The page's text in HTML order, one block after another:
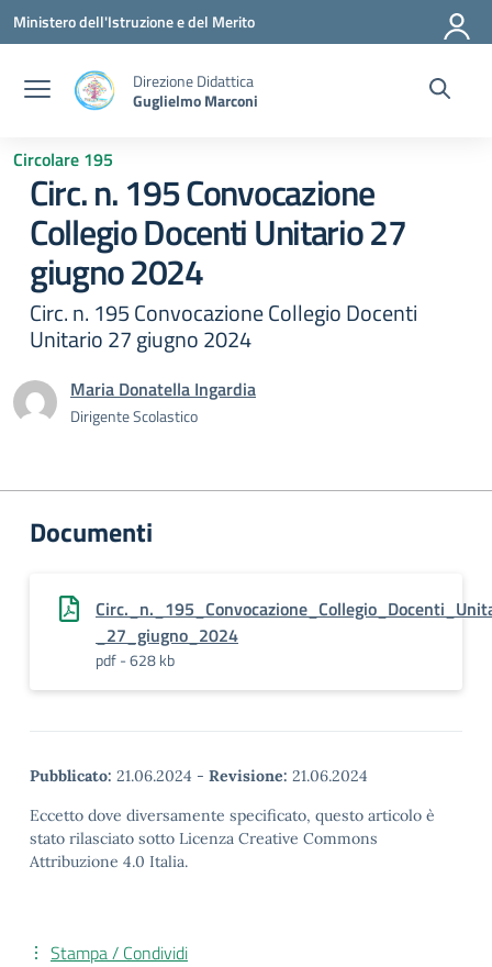
Vai ai contenuti
Vai al menu di navigazione
Vai al footer
Ministero dell'Istruzione e del Merito
Direzione Didattica
Guglielmo Marconi
Circolare 195
Circ. n. 195 Convocazione
Collegio Docenti Unitario 27
giugno 2024
Circ. n. 195 Convocazione Collegio Docenti
Unitario 27 giugno 2024
Maria Donatella Ingardia
Dirigente Scolastico
Documenti
_27_giugno_2024
pdf - 628 kb
Pubblicato: 21.06.2024 - Revisione: 21.06.2024
Eccetto dove diversamente specificato, questo articolo è
stato rilasciato sotto Licenza Creative Commons
Attribuzione 4.0 Italia.
Stampa / Condividi